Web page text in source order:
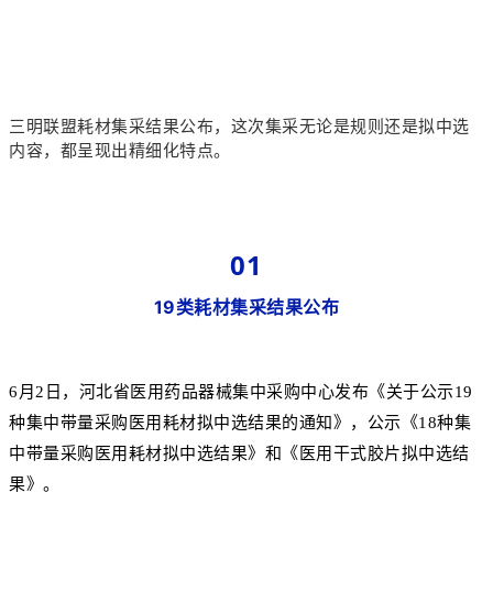
三明联盟耗材集采结果公布，这次集采无论是规则还是拟中选
内容，都呈现出精细化特点。
01
19类耗材集采结果公布
6月2日，河北省医用药品器械集中采购中心发布《关于公示19
种集中带量采购医用耗材拟中选结果的通知》，公示《18种集
中带量采购医用耗材拟中选结果》和《医用干式胶片拟中选结
果》。